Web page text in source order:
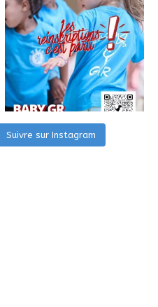
Suivre sur Instagram